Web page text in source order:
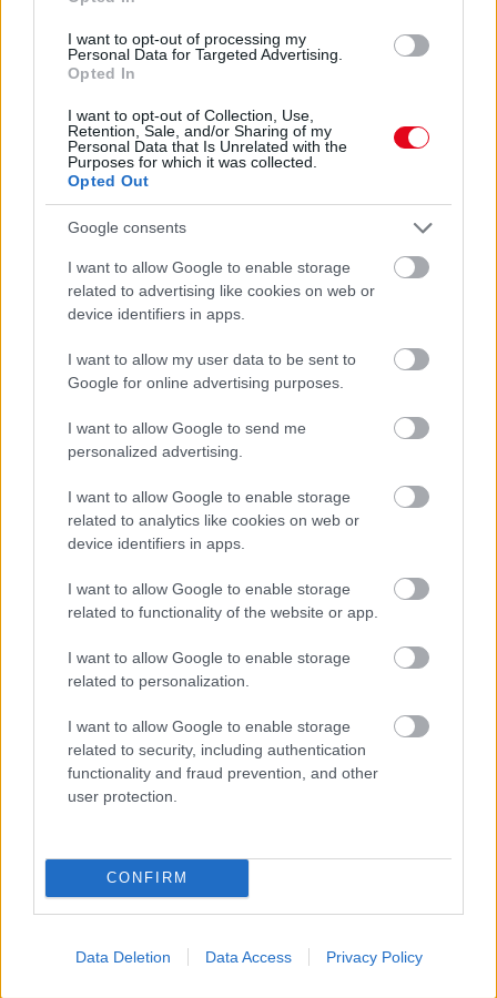
I want to opt-out of processing my
Personal Data for Targeted Advertising.
Opted In
I want to opt-out of Collection, Use,
Retention, Sale, and/or Sharing of my
Personal Data that Is Unrelated with the
Purposes for which it was collected.
Opted Out
Google consents
I want to allow Google to enable storage
related to advertising like cookies on web or
device identifiers in apps.
I want to allow my user data to be sent to
Google for online advertising purposes.
I want to allow Google to send me
personalized advertising.
I want to allow Google to enable storage
related to analytics like cookies on web or
device identifiers in apps.
I want to allow Google to enable storage
related to functionality of the website or app.
I want to allow Google to enable storage
related to personalization.
I want to allow Google to enable storage
related to security, including authentication
functionality and fraud prevention, and other
user protection.
CONFIRM
Data Deletion Data Access Privacy Policy
Orvos figyelmeztet: ezt az apró reggeli tünetet ne
Ezért párásodik be állandóan az ablak – egyszerűbb a
megoldás, mint gondolnád
Nem ecettel és nem szódabikarbónával: ezzel lesz újra